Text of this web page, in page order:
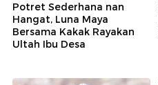
Potret Sederhana nan
Hangat, Luna Maya
Bersama Kakak Rayakan
Ultah Ibu Desa